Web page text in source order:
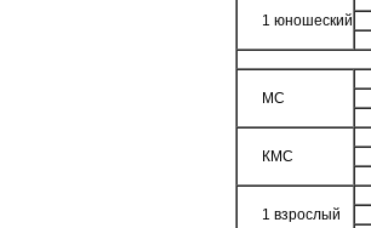
1 юношеский
МС
КМС
1 взрослый